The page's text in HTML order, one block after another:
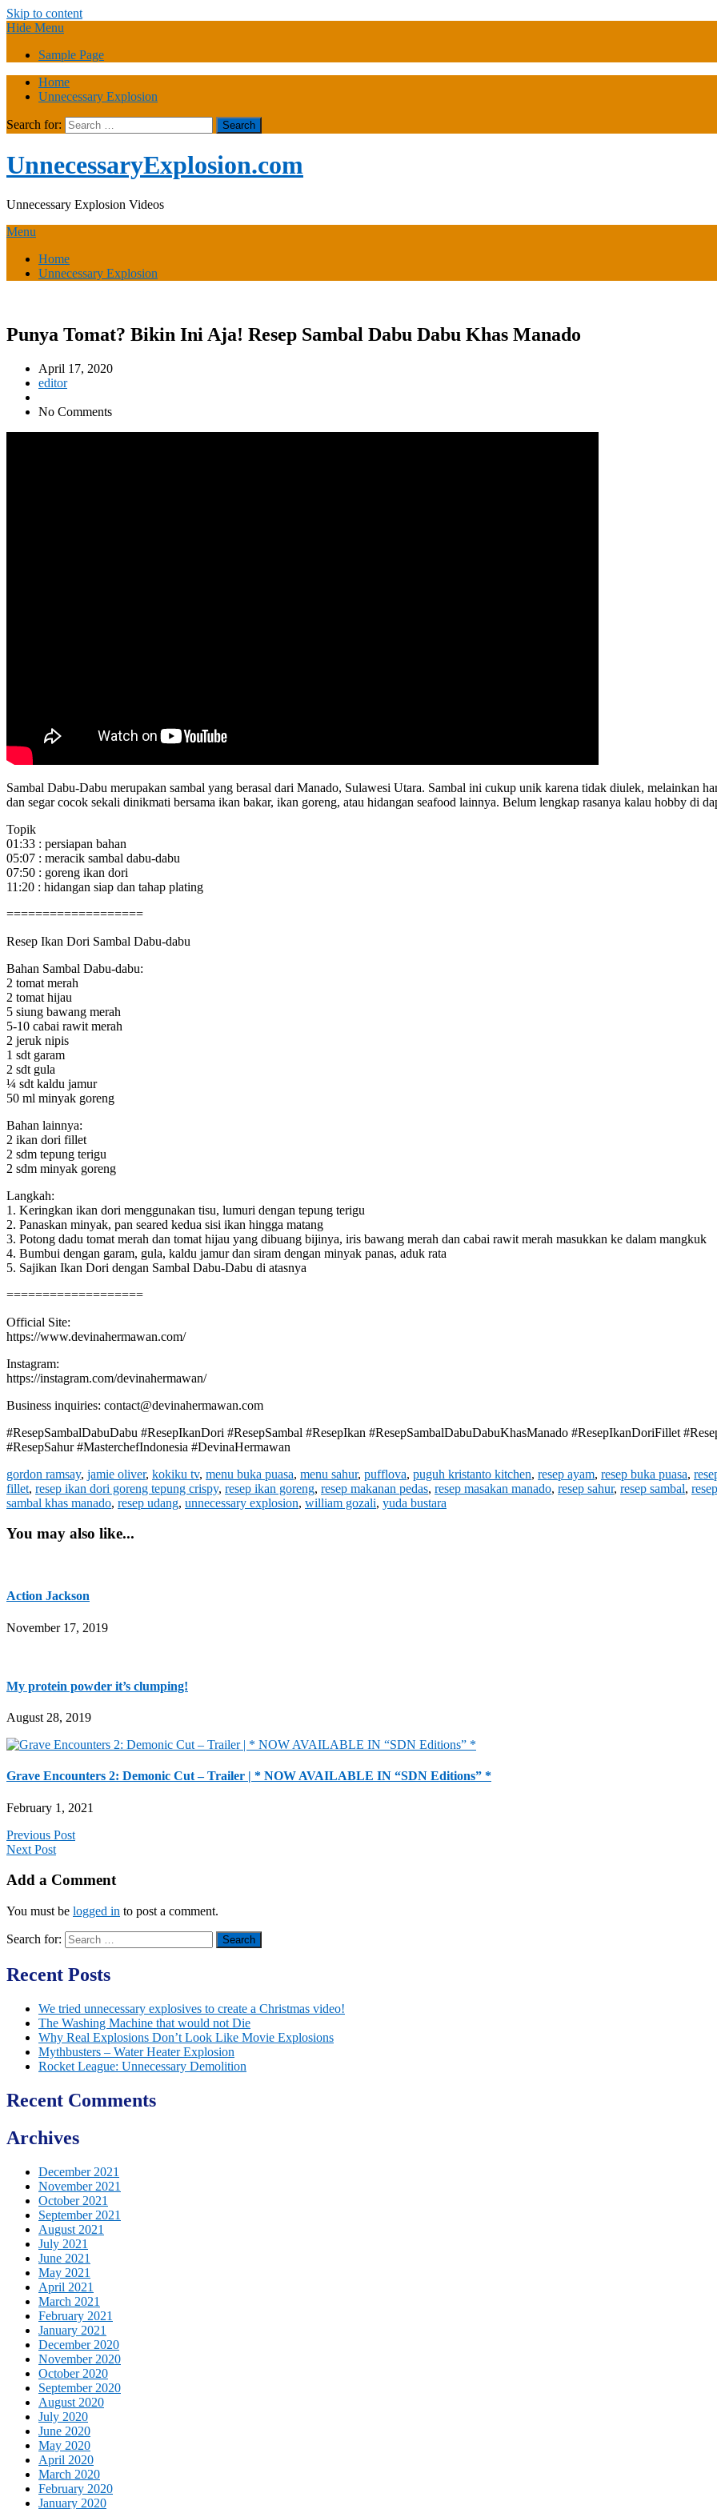
Skip to content
Hide Menu
Sample Page
Home
Unnecessary Explosion
Search for:
UnnecessaryExplosion.com
Unnecessary Explosion Videos
Menu
Home
Unnecessary Explosion
Punya Tomat? Bikin Ini Aja! Resep Sambal Dabu Dabu Khas Manado
April 17, 2020
editor
No Comments
Sambal Dabu-Dabu merupakan sambal yang berasal dari Manado, Sulawesi Utara. Sambal ini cukup unik karena tidak diulek, melainkan
dan segar cocok sekali dinikmati bersama ikan bakar, ikan goreng, atau hidangan seafood lainnya. Belum lengkap rasanya kalau hobby di
Topik
01:33 : persiapan bahan
05:07 : meracik sambal dabu-dabu
07:50 : goreng ikan dori
11:20 : hidangan siap dan tahap plating
===================
Resep Ikan Dori Sambal Dabu-dabu
Bahan Sambal Dabu-dabu:
2 tomat merah
2 tomat hijau
5 siung bawang merah
5-10 cabai rawit merah
2 jeruk nipis
1 sdt garam
2 sdt gula
¼ sdt kaldu jamur
50 ml minyak goreng
Bahan lainnya:
2 ikan dori fillet
2 sdm tepung terigu
2 sdm minyak goreng
Langkah:
1. Keringkan ikan dori menggunakan tisu, lumuri dengan tepung terigu
2. Panaskan minyak, pan seared kedua sisi ikan hingga matang
3. Potong dadu tomat merah dan tomat hijau yang dibuang bijinya, iris bawang merah dan cabai rawit merah masukkan ke dalam mangkuk
4. Bumbui dengan garam, gula, kaldu jamur dan siram dengan minyak panas, aduk rata
5. Sajikan Ikan Dori dengan Sambal Dabu-Dabu di atasnya
===================
Official Site:
https://www.devinahermawan.com/
Instagram:
https://instagram.com/devinahermawan/
Business inquiries: contact@devinahermawan.com
#ResepSambalDabuDabu #ResepIkanDori #ResepSambal #ResepIkan #ResepSambalDabuDabuKhasManado #ResepIkanDoriFillet
#ResepSahur #MasterchefIndonesia #DevinaHermawan
gordon ramsay, jamie oliver, kokiku tv, menu buka puasa, menu sahur, pufflova, puguh kristanto kitchen, resep ayam, resep buka puasa,
fillet, resep ikan dori goreng tepung crispy, resep ikan goreng, resep makanan pedas, resep masakan manado, resep sahur, resep sambal,
sambal khas manado, resep udang, unnecessary explosion, william gozali, yuda bustara
You may also like...
Action Jackson
November 17, 2019
My protein powder it’s clumping!
August 28, 2019
Grave Encounters 2: Demonic Cut – Trailer | * NOW AVAILABLE IN “SDN Editions” *
February 1, 2021
Previous Post
Next Post
Add a Comment
You must be logged in to post a comment.
Search for:
Recent Posts
We tried unnecessary explosives to create a Christmas video!
The Washing Machine that would not Die
Why Real Explosions Don’t Look Like Movie Explosions
Mythbusters – Water Heater Explosion
Rocket League: Unnecessary Demolition
Recent Comments
Archives
December 2021
November 2021
October 2021
September 2021
August 2021
July 2021
June 2021
May 2021
April 2021
March 2021
February 2021
January 2021
December 2020
November 2020
October 2020
September 2020
August 2020
July 2020
June 2020
May 2020
April 2020
March 2020
February 2020
January 2020